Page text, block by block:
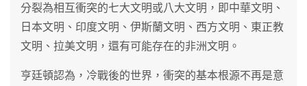
分裂為相互衝突的七大文明或八大文明，即中華文明、
日本文明、印度文明、伊斯蘭文明、西方文明、東正教
文明、拉美文明，還有可能存在的非洲文明。
亨廷頓認為，冷戰後的世界，衝突的基本根源不再是意